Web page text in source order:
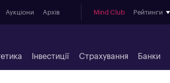
Аукціони Архів Mind Club Рейтинги
Інвестиції Страхування Банки